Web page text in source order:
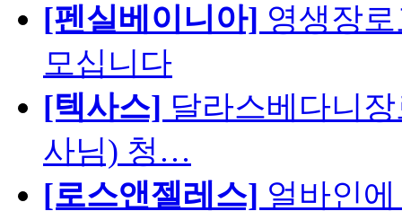
[펜실베이니아] 영생장
모십니다
[텍사스] 달라스베다니
사님) 청…
[로스앤젤레스] 얼바인